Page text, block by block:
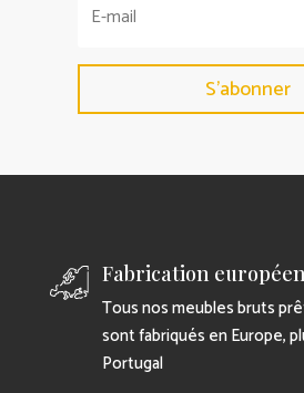
S'abonner
Fabrication
Tous nos meubles bruts
sont fabriqués en Europe,
Portugal